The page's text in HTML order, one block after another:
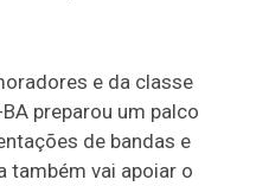
e da classe
preparou um palco
de bandas e
também vai apoiar o